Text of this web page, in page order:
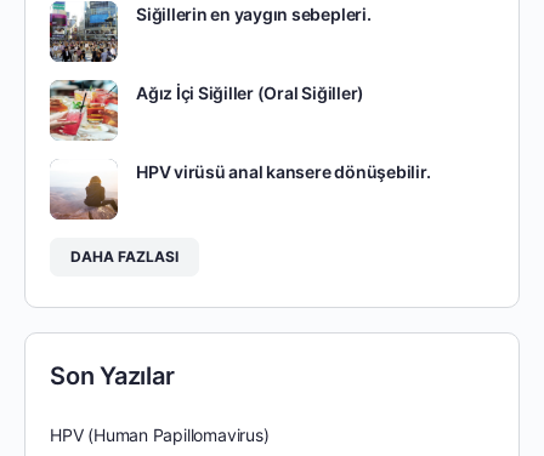
Siğillerin en yaygın sebepleri.
Ağız İçi Siğiller (Oral Siğiller)
HPV virüsü anal kansere dönüşebilir.
DAHA FAZLASI
Son Yazılar
HPV (Human Papillomavirus)